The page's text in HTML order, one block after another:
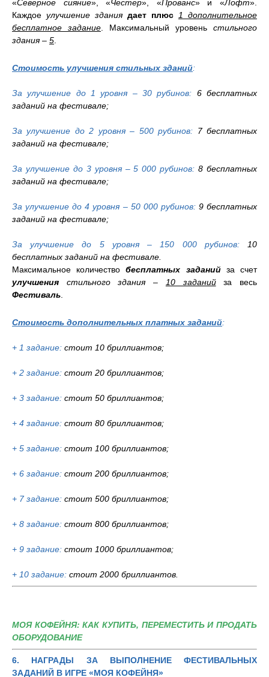
«Северное сияние», «Честер», «Прованс» и «Лофт».
Каждое улучшение здания дает плюс
1 дополнительное
бесплатное задание . Максимальный уровень стильного
здания– 5
Стоимость улучшения стильных зданий:
За улучшение до 1 уровня – 30 рубинов: 6 бесплатных
заданий на фестивале;
За улучшение до 2 уровня – 500 рубинов: 7 бесплатных
заданий на фестивале;
За улучшение до 3 уровня – 5 000 рубинов: 8 бесплатных
заданий на фестивале;
За улучшение до 4 уровня – 50 000 рубинов:9 бесплатных
заданий на фестивале;
За улучшение до 5 уровня – 150 000 рубинов:10
бесплатных заданий на фестивале.
Максимальное количество бесплатных заданийза счет
улучшения стильного здания– 10 заданийза весь
Фестиваль
Стоимость дополнительных платных заданий:
+ 1 задание: стоит 10 бриллиантов;
+ 2 задание: стоит 20 бриллиантов;
+ 3 задание: стоит 50 бриллиантов;
+ 4 задание: стоит 80 бриллиантов;
+ 5 задание: стоит 100 бриллиантов;
+ 6 задание: стоит 200 бриллиантов;
+ 7 задание: стоит 500 бриллиантов;
+ 8 задание: стоит 800 бриллиантов;
+ 9 задание: стоит 1000 бриллиантов;
+ 10 задание: стоит 2000 бриллиантов.
МОЯ КОФЕЙНЯ: КАК КУПИТЬ, ПЕРЕМЕСТИТЬ И ПРОДАТЬ
ОБОРУДОВАНИЕ
6. НАГРАДЫ ЗА ВЫПОЛНЕНИЕ ФЕСТИВАЛЬНЫХ
ЗАДАНИЙ В ИГРЕ «МОЯ КОФЕЙНЯ»